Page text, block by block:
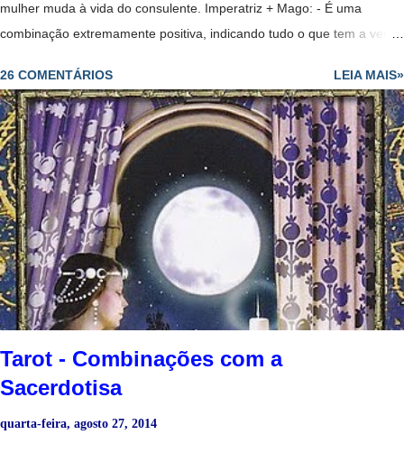
mulher muda à vida do consulente. Imperatriz + Mago: - É uma
combinação extremamente positiva, indicando tudo o que tem a ver
habilidades. - Diplomacia leva ao sucesso. - Par romântico e
harmonioso. - Uma relação muito romântica e sensual. No amor : -
Mostra o início de um relacionamento ou o fortalecimento de um já
existente. -Paixão. -Sucesso para engravidar se esse for o desejo.
Na saúde : -Boa saúde em geral. No dinheiro: - Vida folgada graças
à grande competência que o consulente tem no campo em que
trabalha. - Pessoa com grande potencial. No trabalho : - Para o
consulente desempregado, virá um trabalho muito bem renumerado.
- Para quem está empregado, anuncia aumento de salário ou
melhorias substancia...
26 COMENTÁRIOS LEIA MAIS»
Tarot - Combinações com a
Sacerdotisa
quarta-feira, agosto 27, 2014